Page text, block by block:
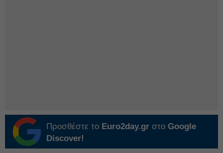
Προσθέστε το Euro2day.gr στο Google
Discover!